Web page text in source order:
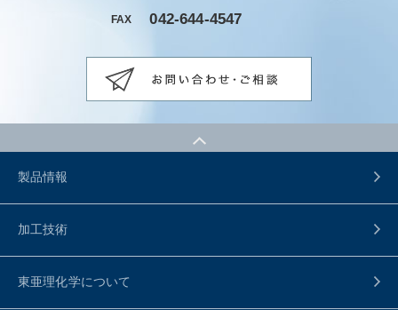
FAX 042-644-4547
製品情報
加工技術
東亜理化学について